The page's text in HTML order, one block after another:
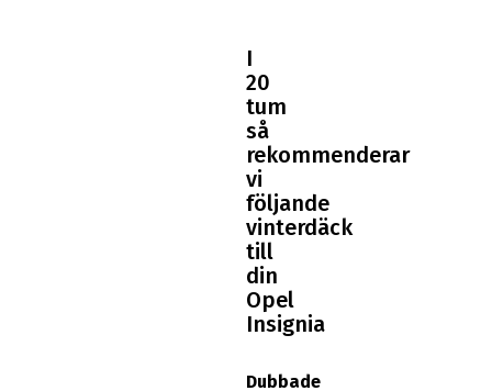
I
20
tum
så
rekommenderar
vi
följande
vinterdäck
till
din
Opel
Insignia
Dubbade